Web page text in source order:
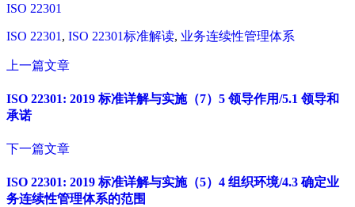
ISO 22301
ISO 22301 , ISO 22301标准解读, 业务连续性管理体系
上一篇文章
ISO 22301: 2019 标准详解与实施（7）5 领导作用/5.1 领导和
承诺
下一篇文章
ISO 22301: 2019 标准详解与实施（5）4 组织环境/4.3 确定业
务连续性管理体系的范围